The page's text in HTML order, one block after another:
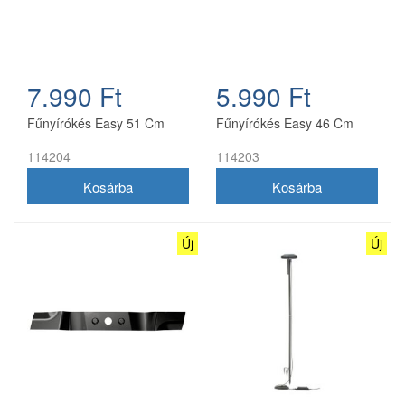
7.990 Ft
Fűnyírókés Easy 51 Cm
114204
5.990 Ft
Fűnyírókés Easy 46 Cm
114203
Új Új